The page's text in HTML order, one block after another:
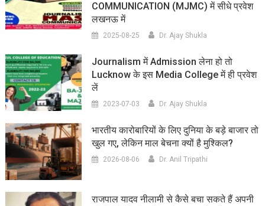
COMMUNICATION (MJMC) में सीधे प्रवेश
लखनऊ में
2025-08-25 Dr. Ajay Shukla
Journalism में Admission लेना हो तो
Lucknow के इस Media College में ही प्रवेश
लें
2023-07-03 Dr. Ajay Shukla
भारतीय कारोबारियों के लिए दुनिया के बड़े बाजार तो
खुल गए, लेकिन माल बेचना क्यों है मुश्किल?
2026-08-06 Dr. Anil Tripathi
राजपाल यादव नीलामी से कैसे बचा सकते हैं अपनी